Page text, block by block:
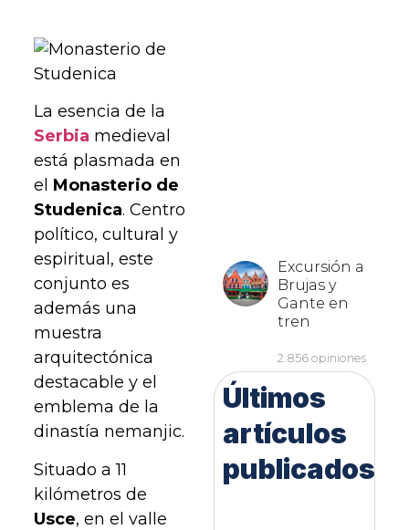
La esencia de la
Serbia medieval
está plasmada en
el Monasterio de
Studenica. Centro
político, cultural y
espiritual, este
conjunto es
además una
muestra
arquitectónica
destacable y el
emblema de la
dinastía nemanjic.
Situado a 11
kilómetros de
Usce, en el valle
Últimos
artículos
publicados